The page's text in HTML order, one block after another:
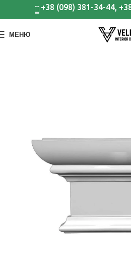
+38 (098) 381-34-44,
МЕНЮ